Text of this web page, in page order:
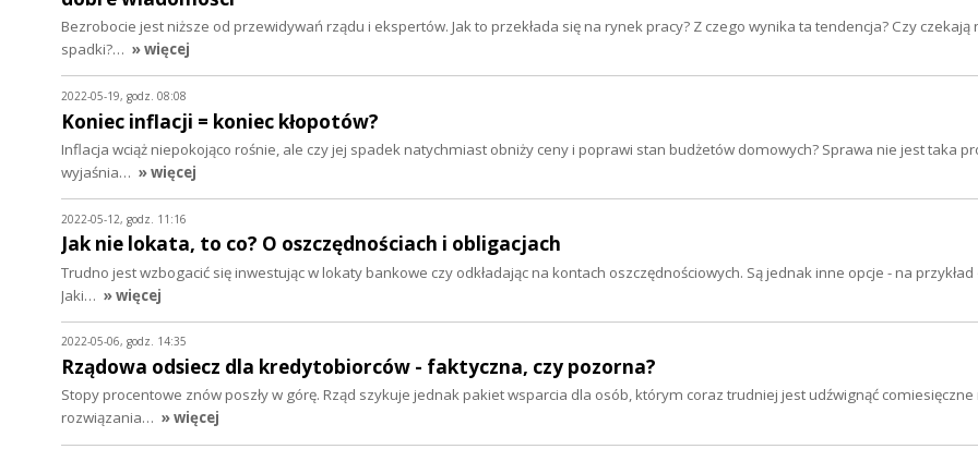
Bezrobocie jest niższe od przewidywań rządu i ekspertów. Jak to przekłada się na rynek pracy? Z czego wynika ta tendencja? Czy czekają
spadki?… » więcej
2022-05-19, godz. 08:08
Koniec inflacji = koniec kłopotów?
Inflacja wciąż niepokojąco rośnie, ale czy jej spadek natychmiast obniży ceny i poprawi stan budżetów domowych? Sprawa nie jest taka
wyjaśnia… » więcej
2022-05-12, godz. 11:16
Jak nie lokata, to co? O oszczędnościach i obligacjach
Trudno jest wzbogacić się inwestując w lokaty bankowe czy odkładając na kontach oszczędnościowych. Są jednak inne opcje - na
Jaki… » więcej
2022-05-06, godz. 14:35
Rządowa odsiecz dla kredytobiorców - faktyczna, czy pozorna?
Stopy procentowe znów poszły w górę. Rząd szykuje jednak pakiet wsparcia dla osób, którym coraz trudniej jest udźwignąć comiesięczne
rozwiązania… » więcej